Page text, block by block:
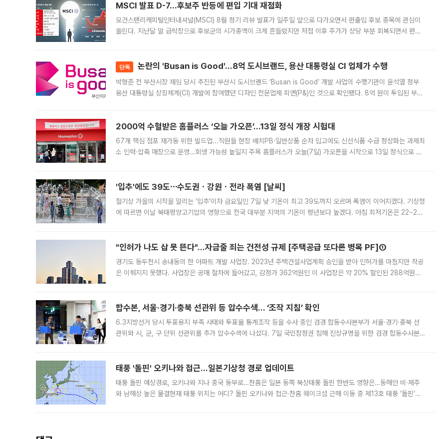
MSCI 발표 D-7…후보주 반등에 편입 기대 재점화
모건스탠리캐피털인터내셔널(MSCI) 8월 정기 리뷰 발표가 일주일 앞으로 다가오면서 편출입 후보 종목에 관심이
쏠린다. 지난달 말 급락장으로 후보군의 시가총액이 크게 흔들렸지만 저점 이후 주가가 상당 부분 회복되면서 편입
단독 논란의 'Busan is Good'…8억 도시브랜드, 용산 대통령실 CI 업체가 수행
박형준 전 부산시장 재임 당시 추진된 부산시 도시브랜드 ‘Busan is Good’ 개발 사업의 수행기관이 윤석열 정부
용산 대통령실 상징체계(CI) 개발에 참여했던 디자인 전문업체 피앤(P&)인 것으로 확인됐다. 8억 원이 투입된 부산
2000억 수혈받은 홈플러스 ‘오늘 가오픈’...13일 정식 개장 시험대
67개 핵심 점포 재가동 위한 빌드업...직원들 현장 배치PB·일반상품 순차 입고에도 신선식품 수급 정상화는 과제최
소 인력·압축 매장으로 운영…회생 가능성 높일지 주목 홈플러스가 오늘(7일) 가오픈을 시작으로 13일 정식으로 재
'입추'에도 39도⋯수도권ㆍ강원ㆍ전라 폭염 [날씨]
절기상 가을의 시작을 알리는 ‘입추’이자 금요일인 7일 낮 기온이 최고 39도까지 오르며 폭염이 이어지겠다. 기상청
에 따르면 이날 북태평양고기압의 영향으로 전국 대부분 지역의 기온이 평년보다 높겠다. 아침 최저기온은 22~27
"인허가 나도 삽 못 뜬다"…자금줄 죄는 건전성 규제 [주택공급 또다른 병목 PF]①
경기도 동두천시 송내동의 한 아파트 개발 사업장. 2023년 주택건설사업계획 승인을 받아 인허가를 마쳤지만 착공
은 이뤄지지 못했다. 사업장은 공매 절차에 들어갔고, 감정가 362억원인 이 사업장은 약 20% 할인된 288억원에
합수본, 서울·경기·충북 선관위 등 압수수색… ‘조작 지침’ 확인
6.3지방선거 당시 투표용지 부족 사태와 투표율 통계조작 등을 수사 중인 검경 합동수사본부가 서울·경기·충북 선
관위와 시, 군, 구 단위 선관위를 추가 압수수색에 나섰다. 7일 국민참정권 침해 진상규명을 위한 검경 합동수사본
태풍 '돌핀' 오키나와 접근…일본기상청 경로 업데이트
태풍 돌핀 예상경로, 오키나와 지나 중국 동부로…찬홈은 일본 동쪽 북상태풍 돌핀 한반도 영향은…동해안 비·제주
와 남해상 높은 물결현재 태풍 위치는 어디? 돌핀 오키나와 접근·찬홈 웨이크섬 근해 이동 중 제13호 태풍 ‘돌핀’이